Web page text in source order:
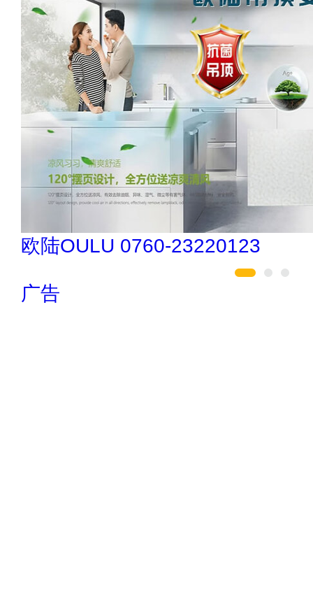
欧陆OULU 0760-23220123
广告